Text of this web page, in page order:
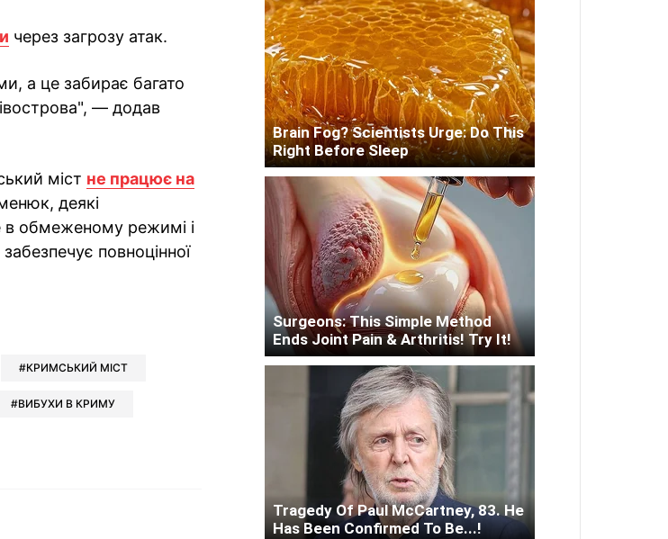
через загрозу атак.
а це забирає багато
— додав
міст не працює на
деякі
в обмеженому режимі і
повноцінної
КРИМСЬКИЙ МІСТ
ВИБУХИ В КРИМУ
Brain Fog? Scientists Urge: Do This
Right Before Sleep
Surgeons: This Simple Method
Ends Joint Pain & Arthritis! Try It!
Tragedy Of Paul McCartney, 83. He
Has Been Confirmed To Be...!